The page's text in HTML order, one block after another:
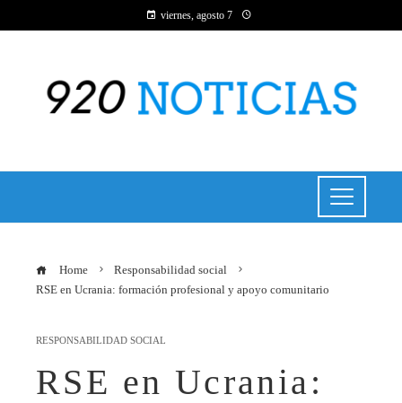
viernes, agosto 7
Home
Responsabilidad social
RSE en Ucrania: formación profesional y apoyo comunitario
RESPONSABILIDAD SOCIAL
RSE en Ucrania: